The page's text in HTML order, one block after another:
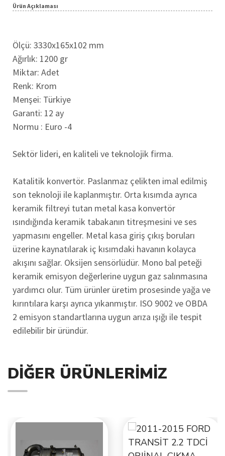
Ürün Açıklaması
Ölçü: 3330x165x102 mm
Ağırlık: 1200 gr
Miktar: Adet
Renk: Krom
Menşei: Türkiye
Garanti: 12 ay
Normu : Euro -4
Sektör lideri, en kaliteli ve teknolojik firma.
Katalitik konvertör. Paslanmaz çelikten imal edilmiş
son teknoloji ile kaplanmıştır. Orta kısımda ayrıca
keramik filtreyi tutan metal kasa konvertör
ısındığında keramik tabakanın titreşmesini ve ses
yapmasını engeller. Metal kasa giriş çıkış boruları
üzerine kaynatılarak iç kısımdaki havanın kolayca
akışını sağlar. Oksijen sensörlüdür. Mono bal peteği
keramik emisyon değerlerine uygun gaz salınmasına
yardımcı olur. Tüm ürünler üretim prosesinde yağa ve
kırıntılara karşı ayrıca yıkanmıştır. ISO 9002 ve OBDA
2 emisyon standartlarına uygun arıza ışığı ile tespit
edilebilir bir üründür.
DIĞER ÜRÜNLERIMIZ